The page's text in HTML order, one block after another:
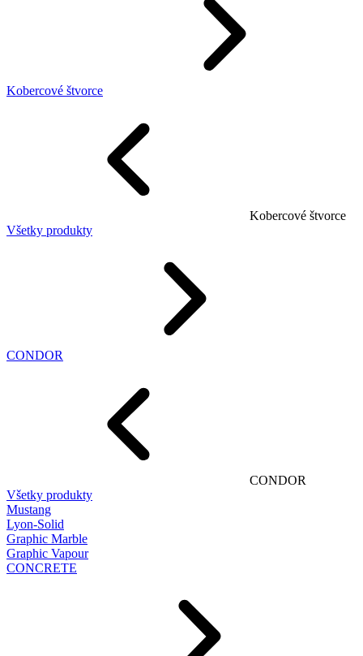
Kobercové štvorce
Kobercové štvorce
Všetky produkty
CONDOR
CONDOR
Všetky produkty
Mustang
Lyon-Solid
Graphic Marble
Graphic Vapour
CONCRETE